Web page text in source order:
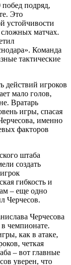
подряд,
Это
устойчивости
сложных матчах.
Команда
тактические
действий игроков
мало голов,
Вратарь
игры, спасая
именно
факторов
штаба
создать
гибкость и
– еще одно
Черчесов.
Черчесова
чемпионате.
как в атаке,
четкая
– вот главные
уверен, что